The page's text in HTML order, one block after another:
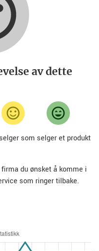
av dette
som selger et produkt
du ønsket å komme i
som ringer tilbake.